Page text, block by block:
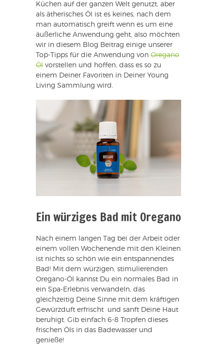
Küchen auf der ganzen Welt genutzt, aber
als ätherisches Öl ist es keines, nach dem
man automatisch greift wenn es um eine
äußerliche Anwendung geht, also möchten
wir in diesem Blog Beitrag einige unserer
Top-Tipps für die Anwendung von Oregano
Öl vorstellen und hoffen, dass es so zu
einem Deiner Favoriten in Deiner Young
Living Sammlung wird.
Ein würziges Bad mit Oregano
Nach einem langen Tag bei der Arbeit oder
einem vollen Wochenende mit den Kleinen
ist nichts so schön wie ein entspannendes
Bad! Mit dem würzigen, stimulierenden
Oregano-Öl kannst Du ein normales Bad in
ein Spa-Erlebnis verwandeln, das
gleichzeitig Deine Sinne mit dem kräftigen
Gewürzduft erfrischt und sanft Deine Haut
beruhigt. Gib einfach 6-8 Tropfen dieses
frischen Öls in das Badewasser und
genieße!